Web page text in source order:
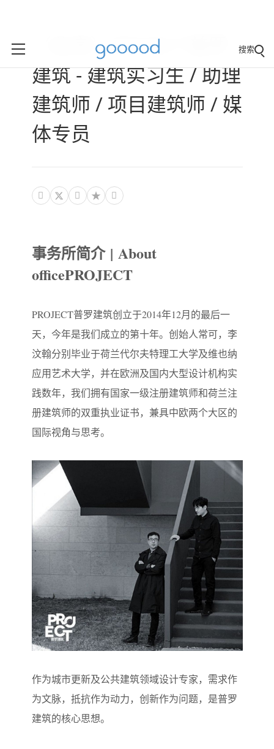
搜索
（北京）PROJECT普罗
建筑 - 建筑实习生 / 助理
建筑师 / 项目建筑师 / 媒
体专员
  
事务所简介 | About
officePROJECT
PROJECT普罗建筑创立于2014年12月的最后一
天，今年是我们成立的第十年。创始人常可，李
汶翰分别毕业于荷兰代尔夫特理工大学及维也纳
应用艺术大学，并在欧洲及国内大型设计机构实
践数年，我们拥有国家一级注册建筑师和荷兰注
册建筑师的双重执业证书，兼具中欧两个大区的
国际视角与思考。
作为城市更新及公共建筑领域设计专家，需求作
为文脉，抵抗作为动力，创新作为问题，是普罗
建筑的核心思想。